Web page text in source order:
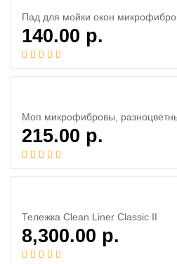
Пад для мойки окон
140.00 р.
Моп микрофибровы,
215.00 р.
Тележка Clean Liner Classic ІІ
8,300.00 р.